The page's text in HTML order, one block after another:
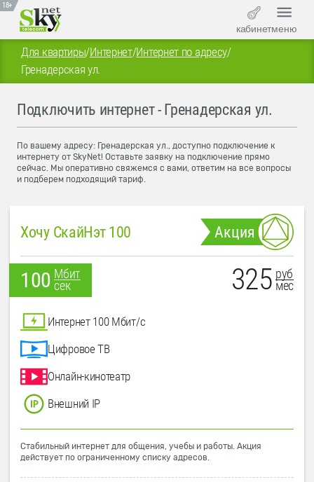
18+
кабинетменю
Для квартиры/Интернет/Интернет по адресу/
Гренадерская ул.
Подключить интернет - Гренадерская ул.
По вашему адресу: Гренадерская ул., доступно подключение к
интернету от SkyNet! Оставьте заявку на подключение прямо
сейчас. Мы оперативно свяжемся с вами, ответим на все вопросы
и подберем подходящий тариф.
Хочу СкайНэт 100 Акция
100 Мбит
сек
325 руб
мес
Интернет 100 Мбит/с
Цифровое ТВ
Онлайн-кинотеатр
Внешний IP
Стабильный интернет для общения, учебы и работы. Акция
действует по ограниченному списку адресов.